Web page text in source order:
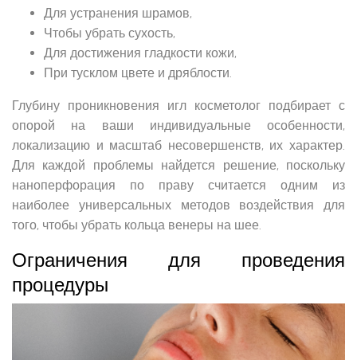
Для устранения шрамов,
Чтобы убрать сухость,
Для достижения гладкости кожи,
При тусклом цвете и дряблости.
Глубину проникновения игл косметолог подбирает с
опорой на ваши индивидуальные особенности,
локализацию и масштаб несовершенств, их характер.
Для каждой проблемы найдется решение, поскольку
наноперфорация по праву считается одним из
наиболее универсальных методов воздействия для
того, чтобы убрать кольца венеры на шее.
Ограничения для проведения
процедуры